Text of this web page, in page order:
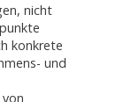
nicht
konkrete
und